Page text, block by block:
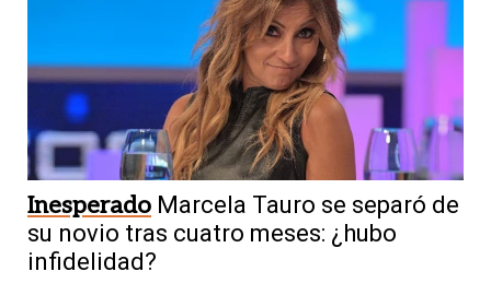
Inesperado Marcela Tauro se separó de
su novio tras cuatro meses: ¿hubo
infidelidad?